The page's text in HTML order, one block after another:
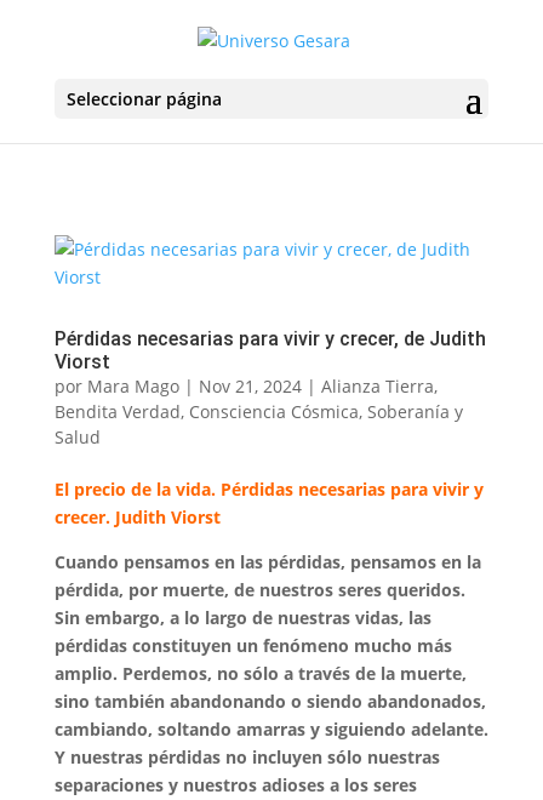
Seleccionar página
Pérdidas necesarias para vivir y crecer, de Judith
Viorst
por Mara Mago| Nov 21, 2024| Alianza Tierra,
Bendita Verdad, Consciencia Cósmica, Soberanía y
Salud
El precio de la vida. Pérdidas necesarias para vivir y
crecer. Judith Viorst
Cuando pensamos en las pérdidas, pensamos en la
pérdida, por muerte, de nuestros seres queridos.
Sin embargo, a lo largo de nuestras vidas, las
pérdidas constituyen un fenómeno mucho más
amplio. Perdemos, no sólo a través de la muerte,
sino también abandonando o siendo abandonados,
cambiando, soltando amarras y siguiendo adelante.
Y nuestras pérdidas no incluyen sólo nuestras
separaciones y nuestros adioses a los seres